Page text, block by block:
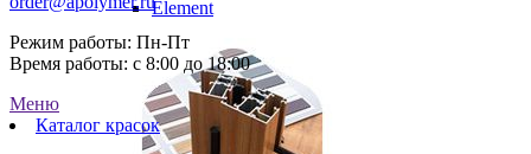
Element
Режим работы: Пн-Пт
Время работы: с 8:00 до 18:00
Меню
Каталог красок